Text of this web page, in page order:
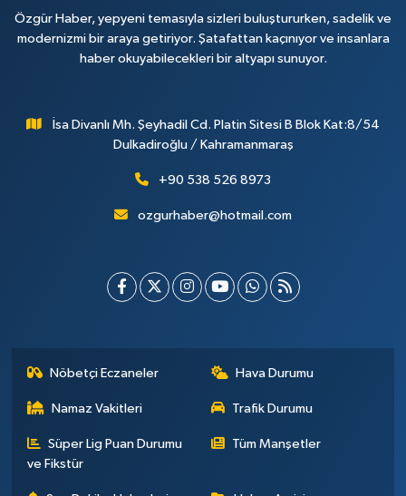
Özgür Haber, yepyeni temasıyla sizleri buluştururken, sadelik ve
modernizmi bir araya getiriyor. Şatafattan kaçınıyor ve insanlara
haber okuyabilecekleri bir altyapı sunuyor.
İsa Divanlı Mh. Şeyhadil Cd. Platin Sitesi B Blok Kat:8/54
Dulkadiroğlu / Kahramanmaraş
+90 538 526 8973
ozgurhaber@hotmail.com
Nöbetçi Eczaneler Hava Durumu
Namaz Vakitleri Trafik Durumu
Süper Lig Puan Durumu
ve Fikstür
Tüm Manşetler